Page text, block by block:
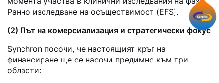
Ранно изследване на осъществимост (EFS).
(2) Път на комерсиализация и стратегически фокус
Synchron посочи, че настоящият кръг на
финансиране ще се насочи предимно към три
области: